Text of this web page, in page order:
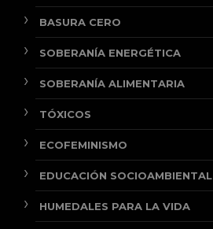
BASURA CERO
SOBERANÍA ENERGÉTICA
SOBERANÍA ALIMENTARIA
TÓXICOS
ECOFEMINISMO
EDUCACIÓN SOCIOAMBIENTAL
HUMEDALES PARA LA VIDA